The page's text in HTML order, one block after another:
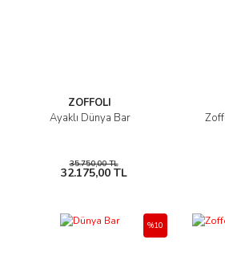
ZOFFOLI
Ayaklı Dünya Bar
35.750,00 TL
32.175,00 TL
%10